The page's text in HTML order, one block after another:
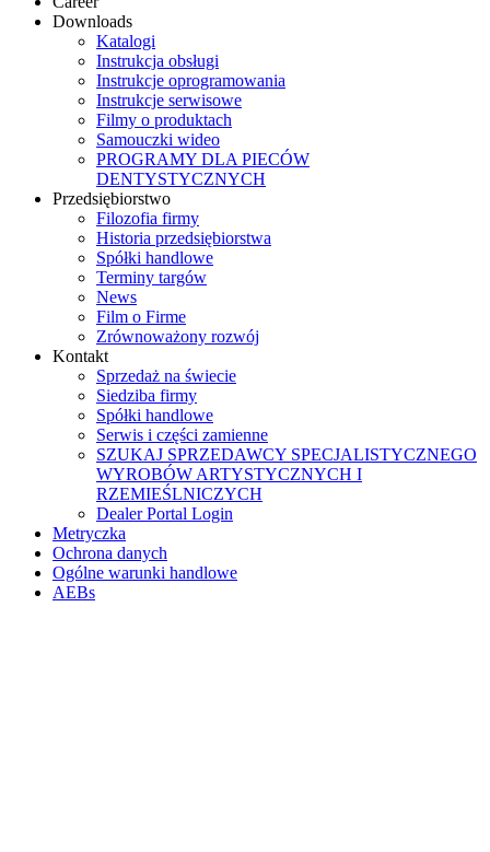
Downloads
Katalogi
Instrukcja obsługi
Instrukcje oprogramowania
Instrukcje serwisowe
Filmy o produktach
Samouczki wideo
PROGRAMY DLA PIECÓW
DENTYSTYCZNYCH
Przedsiębiorstwo
Filozofia firmy
Historia przedsiębiorstwa
Spółki handlowe
Terminy targów
News
Film o Firme
Zrównoważony rozwój
Kontakt
Sprzedaż na świecie
Siedziba firmy
Spółki handlowe
Serwis i części zamienne
SZUKAJ SPRZEDAWCY SPECJALISTYCZNEGO
WYROBÓW ARTYSTYCZNYCH I
RZEMIEŚLNICZYCH
Dealer Portal Login
Metryczka
Ochrona danych
Ogólne warunki handlowe
AEBs